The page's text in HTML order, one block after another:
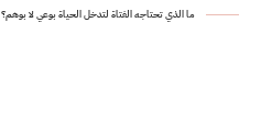
ما الذي تحتاجه الفتاة لتدخل الحياة بوعي لا بوهم؟